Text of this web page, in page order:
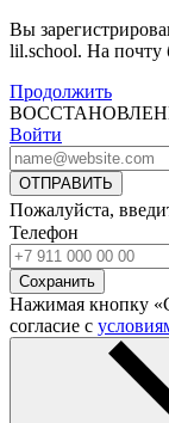
Вы
lil.school. На почту
Продолжить
Войти
ОТПРАВИТЬ
Пожалуйста,
Телефон
Сохранить
Нажимая кнопку
согласие с